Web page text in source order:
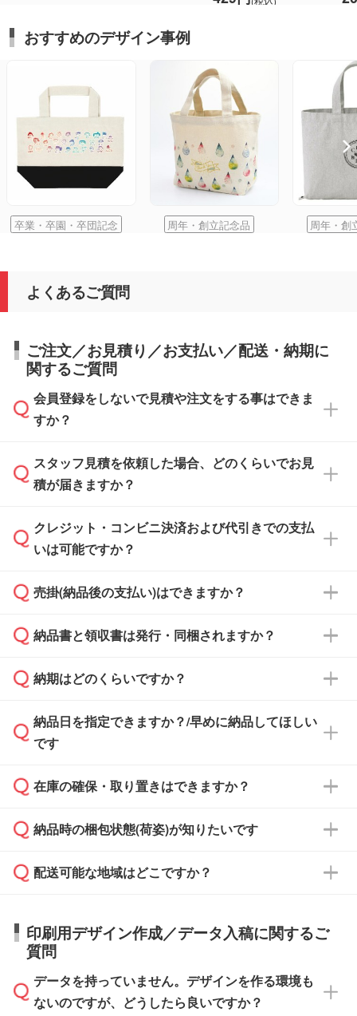
おすすめのデザイン事例
卒業・卒園・卒団記念 周年・創立記念品 周年・創
よくあるご質問
ご注文／お見積り／お支払い／配送・納期に
関するご質問
会員登録をしないで見積や注文をする事はできま
すか？
可能です。見積・注文フォームにて『ゲストの
まま進む』ボタンからお進みのうえ、ご依頼く
スタッフ見積を依頼した場合、どのくらいでお見
積が届きますか？
通常、翌営業日までにお送りしております。混
雑状況によっては、お時間をいただくこともご
依頼いただいた場合は、翌営業日以降のご連絡
クレジット・コンビニ決済および代引きでの支払
いは可能ですか？
銀行振込のみのご対応となります。
売掛(納品後の支払い)はできますか？
基本的には先入金をお願いしておりますが、自
どの場合は、月末締め翌月末払いに対応可能で
また、卒業・卒園記念品で対策委員会や個人様
校や幼稚園・保育園であれば、同様の条件でご
ご希望の際は担当スタッフまでお気軽にご相談
ください。
納品書と領収書は発行・同梱されますか？
納品書・領収書は ご依頼をいただいた場合の
ず、通常はPDFデータをメール添付でお送りし
ます。
たは注文フォームの『ご注文に関する備考欄』
納期はどのくらいですか？
・印刷する場合(500個程度)
ご入金、イメージ画像の校了から約2週間～2
ご入金確認後、1～2営業日で出荷いたしま
タッフまでお問い合わせください。
ル」に注文予定日をご入力いただくと、おおよ
その締切日や出荷目安をご確認いただけます。
納品日を指定できますか？/早めに納品してほしい
です
ご希望の納期がある場合は、お問い合わせ・お
い。
応が可能かご案内いたします。
す。>>対象商品はこちら
※最短出荷日は商品によって異なります。各商
品ページにてご確認ください
在庫の確保・取り置きはできますか？
ご入金確認後に在庫を確保し、注文確定のご連
はできかねますので予めご了承ください。
納品時の梱包状態(荷姿)が知りたいです
商品によって異なります。各ページにある商品
す。(白箱、化粧箱、ブリスターパックなど)
【袋入り】 商品がひとつずつ袋に入っていま
す。(透明袋、デザイン袋など)
【個包装なし】 個包装がされていない状態で
配送可能な地域はどこですか？
直接納品は行っておりませんので予めご了承く
ださい。
印刷用デザイン作成／データ入稿に関するご
質問
データを持っていません。デザインを作る環境も
ないのですが、どうしたら良いですか？